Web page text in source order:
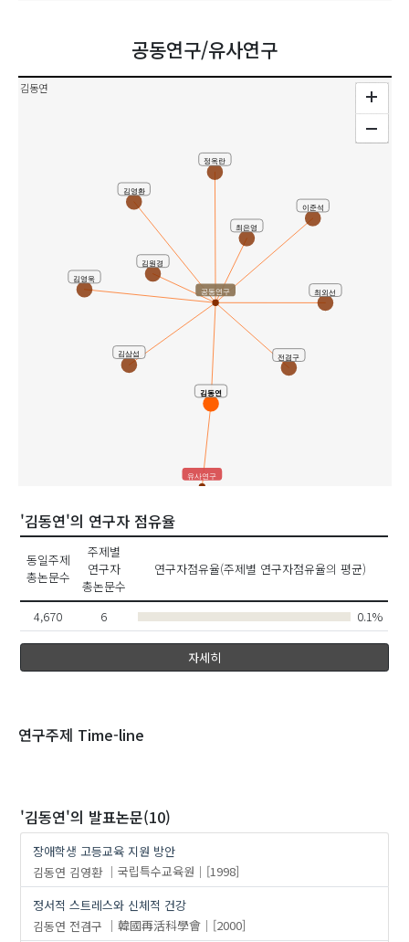
공동연구/유사연구
김동연
최외선
정옥란
최은영
김삼섭
김영환
전겸구
김영욱
김원경
이준석
김동연
공동연구
유사연구
'김동연'의 연구자 점유율
동일주제
총논문수
주제별
연구자
총논문수
연구자점유율(주제별 연구자점유율의 평균)
4,670 6 0.1%
자세히
연구주제 Time-line
'김동연'의 발표논문(10)
장애학생 고등교육 지원 방안
김동연 김영환 국립특수교육원
[1998]
정서적 스트레스와 신체적 건강
김동연 전겸구 韓國再活科學會
[2000]